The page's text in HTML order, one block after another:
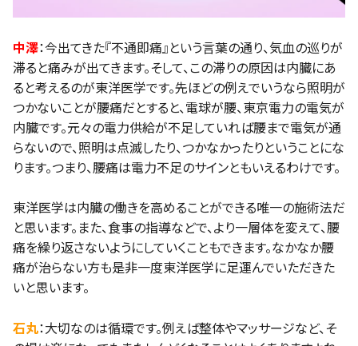
中澤：今出てきた『不通即痛』という言葉の通り、気血の巡りが
滞ると痛みが出てきます。そして、この滞りの原因は内臓にあ
ると考えるのが東洋医学です。先ほどの例えでいうなら照明が
つかないことが腰痛だとすると、電球が腰、東京電力の電気が
内臓です。元々の電力供給が不足していれば腰まで電気が通
らないので、照明は点滅したり、つかなかったりということにな
ります。つまり、腰痛は電力不足のサインともいえるわけです。
東洋医学は内臓の働きを高めることができる唯一の施術法だ
と思います。また、食事の指導などで、より一層体を変えて、腰
痛を繰り返さないようにしていくこともできます。なかなか腰
痛が治らない方も是非一度東洋医学に足運んでいただきた
いと思います。
石丸：大切なのは循環です。例えば整体やマッサージなど、そ